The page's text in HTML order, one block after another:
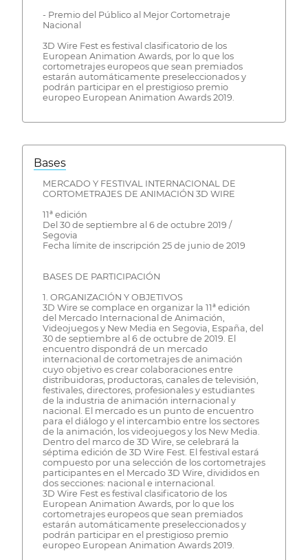
- Premio del Público al Mejor Cortometraje
Nacional
3D Wire Fest es festival clasificatorio de los
European Animation Awards, por lo que los
cortometrajes europeos que sean premiados
estarán automáticamente preseleccionados y
podrán participar en el prestigioso premio
europeo European Animation Awards 2019.
Bases
MERCADO Y FESTIVAL INTERNACIONAL DE
CORTOMETRAJES DE ANIMACIÓN 3D WIRE
11ª edición
Del 30 de septiembre al 6 de octubre 2019 /
Segovia
Fecha límite de inscripción 25 de junio de 2019
BASES DE PARTICIPACIÓN
1. ORGANIZACIÓN Y OBJETIVOS
3D Wire se complace en organizar la 11ª edición
del Mercado Internacional de Animación,
Videojuegos y New Media en Segovia, España, del
30 de septiembre al 6 de octubre de 2019. El
encuentro dispondrá de un mercado
internacional de cortometrajes de animación
cuyo objetivo es crear colaboraciones entre
distribuidoras, productoras, canales de televisión,
festivales, directores, profesionales y estudiantes
de la industria de animación internacional y
nacional. El mercado es un punto de encuentro
para el diálogo y el intercambio entre los sectores
de la animación, los videojuegos y los New Media.
Dentro del marco de 3D Wire, se celebrará la
séptima edición de 3D Wire Fest. El festival estará
compuesto por una selección de los cortometrajes
participantes en el Mercado 3D Wire, divididos en
dos secciones: nacional e internacional.
3D Wire Fest es festival clasificatorio de los
European Animation Awards, por lo que los
cortometrajes europeos que sean premiados
estarán automáticamente preseleccionados y
podrán participar en el prestigioso premio
europeo European Animation Awards 2019.